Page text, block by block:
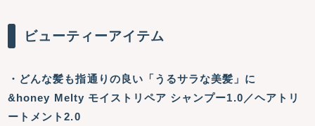
ビューティーアイテム
・どんな髪も指通りの良い「うるサラな美髪」に
&honey Melty モイストリペア シャンプー1.0／ヘアトリ
ートメント2.0